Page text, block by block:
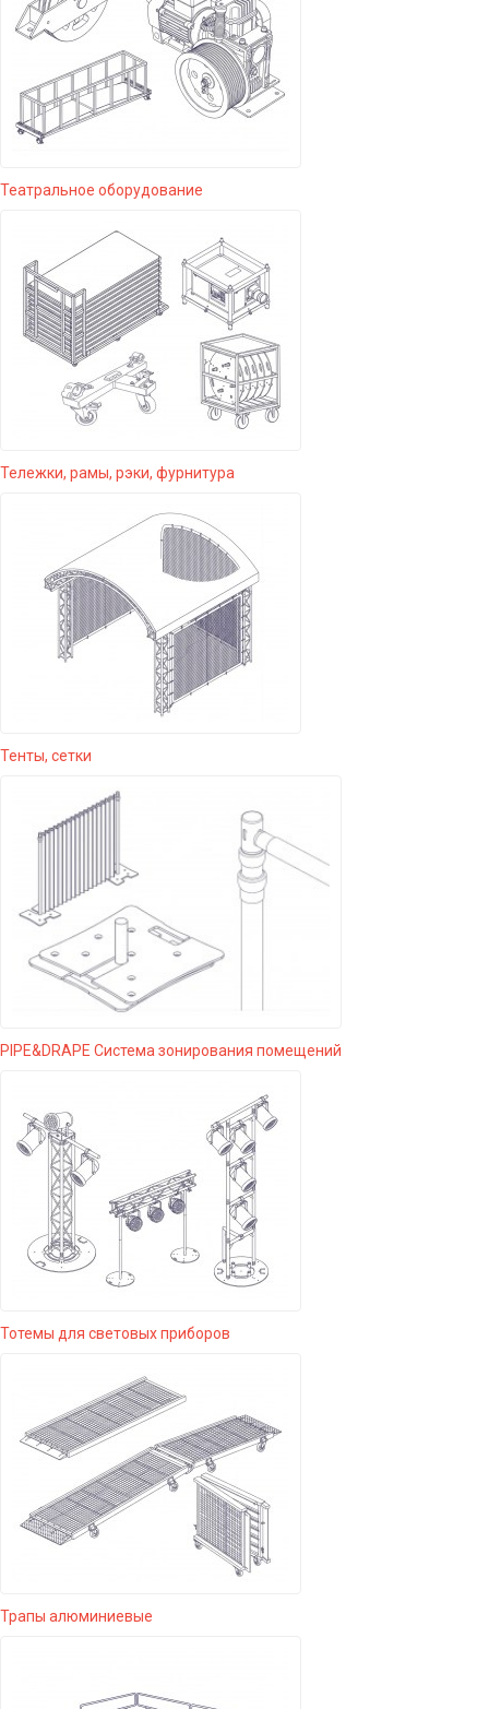
Театральное оборудование
Тележки, рамы, рэки, фурнитура
Тенты, сетки
PIPE&DRAPE Система зонирования помещений
Тотемы для световых приборов
Трапы алюминиевые